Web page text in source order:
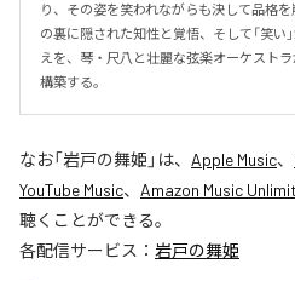
り、その姿を笑われながらも決して品格
の裏に隠された知性と覚悟、そして「笑い
えを、琴・尺八と壮麗な弦楽オーケスト
構築する。
なお「岩戸の舞姫 」は、 Apple Music、
YouTube Music、 Amazon Music
聴くことができる。
各配信サービス： 岩戸の舞姫